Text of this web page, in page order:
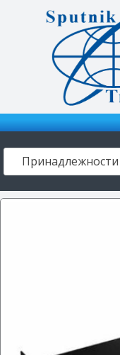
Перейти
содержимому